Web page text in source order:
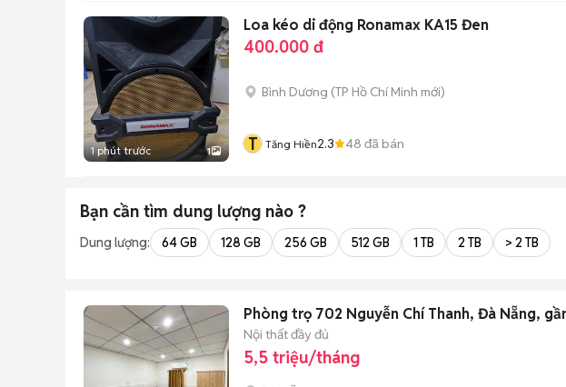
1 phút trước 1
Loa kéo di động Ronamax KA15 Đen
400.000 đ
Bình Dương (TP Hồ Chí Minh mới)
T Tăng Hiền2.3 48 đã bán
Bạn cần tìm dung lượng nào ?
Dung lượng: 64 GB 128 GB 256 GB 512 GB 1 TB 2 TB > 2 TB
Phòng trọ 702 Nguyễn Chí Thanh, Đà Nẵng,
Nội thất đầy đủ
5,5 triệu/tháng